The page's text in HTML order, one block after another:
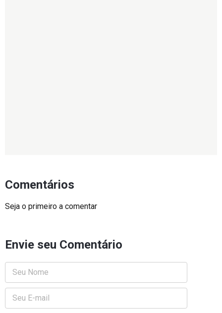
Comentários
Seja o primeiro a comentar
Envie seu Comentário